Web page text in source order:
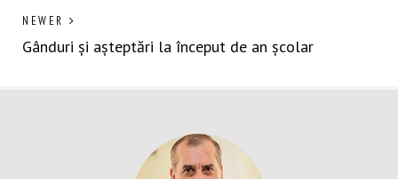
articole
NEWER
post:
Gânduri și așteptări la început de an școlar